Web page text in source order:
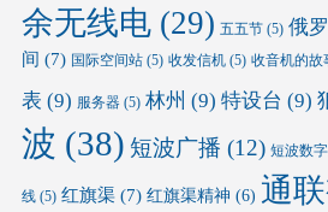
余无线电(29) 五五节(5) 俄
间 (7) 国际空间站(5) 收发信机(5) 收音机的故
表 (9) 服务器(5) 林州 (9) 特设台 (9)
波 (38) 短波广播 (12) 短波数
线(5) 红旗渠(7) 红旗渠精神 (6) 通